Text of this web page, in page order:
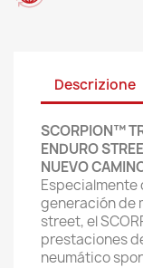
Descrizione
SCORPION™
ENDURO
NUEVO
Especialmente
generación de
street, el
prestaciones
neumático